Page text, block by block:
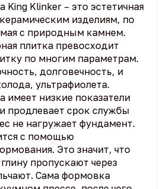
King Klinker – это эстетичная
изделиям, по
с природным камнем.
плитка превосходит
по многим параметрам.
долговечность, и
ультрафиолета.
имеет низкие показатели
продлевает срок службы
не нагружает фундамент.
с помощью
Это значит, что
пропускают через
Сама формовка